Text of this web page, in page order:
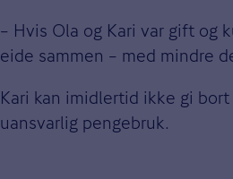
– Hvis Ola og Kari var gift og
eide sammen – med mindre
Kari kan imidlertid ikke gi
uansvarlig pengebruk.